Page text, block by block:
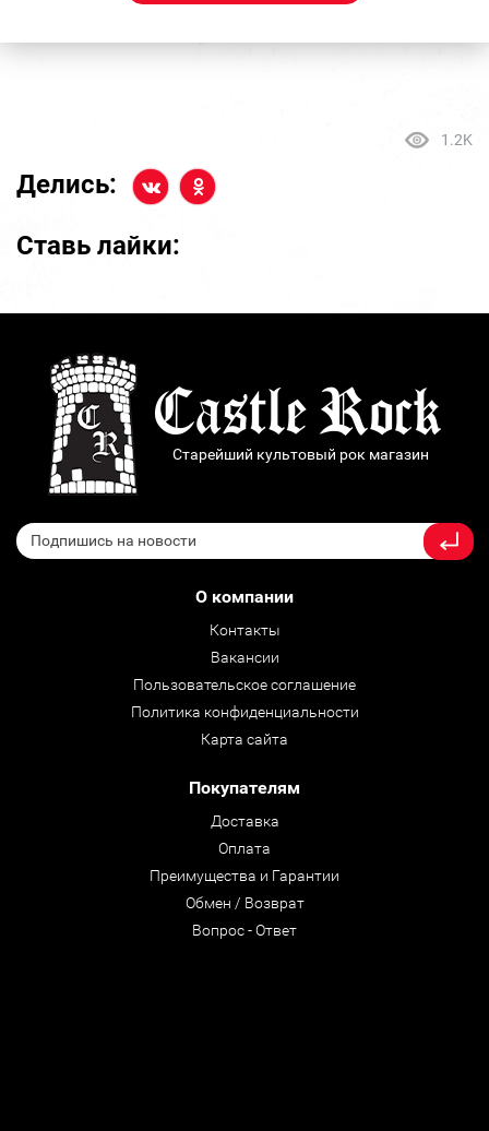
1.2K
Делись:
Ставь лайки:
Старейший культовый рок магазин
О компании
Контакты
Вакансии
Пользовательское соглашение
Политика конфиденциальности
Карта сайта
Покупателям
Доставка
Оплата
Преимущества и Гарантии
Обмен / Возврат
Вопрос - Ответ